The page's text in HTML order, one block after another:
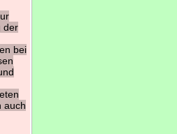
der
bei
auch